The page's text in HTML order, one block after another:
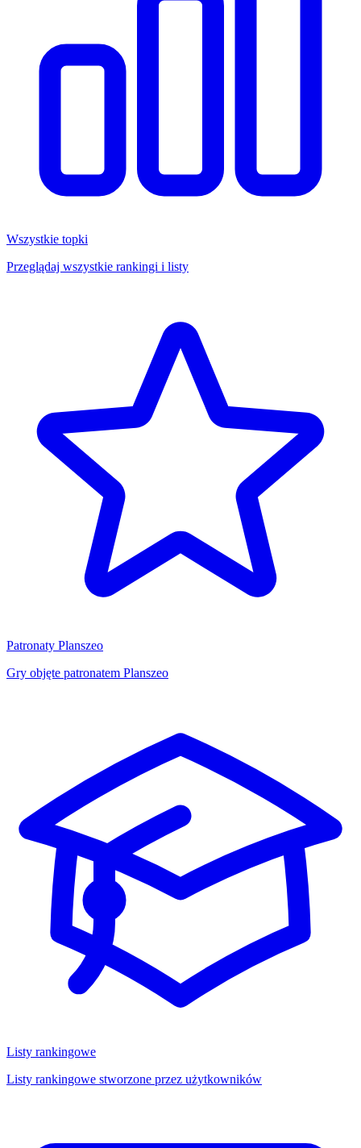
Wszystkie topki
Przeglądaj wszystkie rankingi i listy
Patronaty Planszeo
Gry objęte patronatem Planszeo
Listy rankingowe
Listy rankingowe stworzone przez użytkowników